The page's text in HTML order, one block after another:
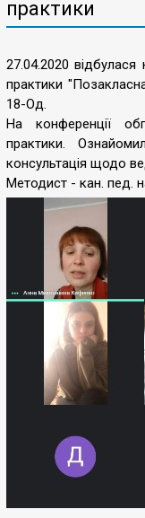
практики
27.04.2020 відбулася
практики
18-Од.
На конференції
практики.
консультація щодо
Методист - кан. пед.